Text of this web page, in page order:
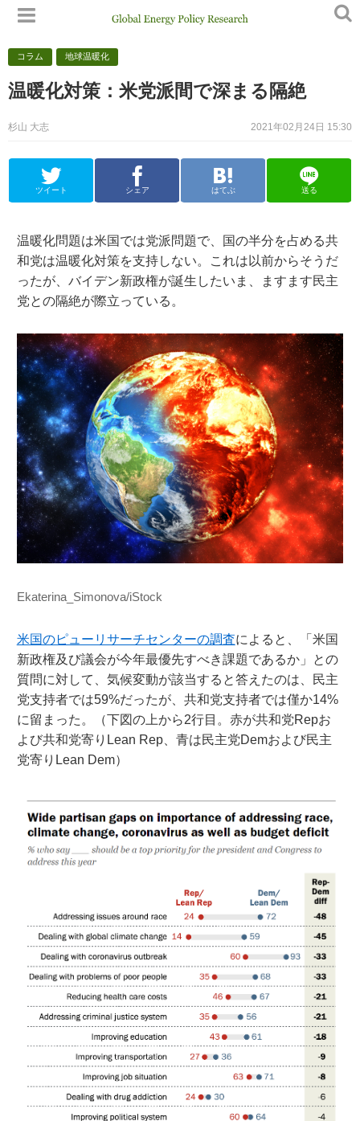
コラム 地球温暖化
温暖化対策：米党派間で深まる隔絶
2021年02月24日 15:30
杉山 大志
ツイート シェア はてぶ 送る
温暖化問題は米国では党派問題で、国の半分を占める共
和党は温暖化対策を支持しない。これは以前からそうだ
ったが、バイデン新政権が誕生したいま、ますます民主
党との隔絶が際立っている。
Ekaterina_Simonova/iStock
米国のピューリサーチセンターの調査によると、「米国
新政権及び議会が今年最優先すべき課題であるか」との
質問に対して、気候変動が該当すると答えたのは、民主
党支持者では59%だったが、共和党支持者では僅か14%
に留まった。（下図の上から2行目。赤が共和党Repお
よび共和党寄りLean Rep、青は民主党Demおよび民主
党寄りLean Dem）